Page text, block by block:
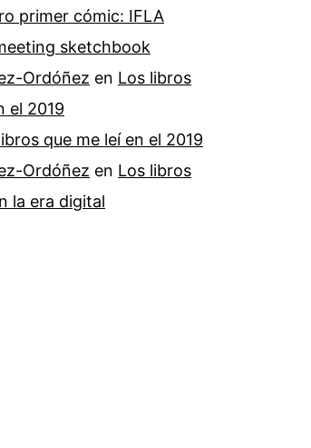
primer cómic: IFLA
sketchbook
Ordóñez en Los libros
el 2019
que me leí en el 2019
Ordóñez en Los libros
la era digital